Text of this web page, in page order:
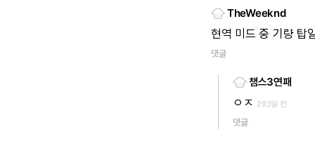
TheWeeknd
현역 미드 중 기량 탑
댓글
챔스3연패
ㅇㅈ 293일 전
댓글